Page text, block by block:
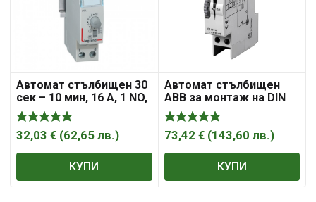
Автомат стълбищен 30
сек – 10 мин, 16 A, 1 NO,
230 V, 230 V, „Legrand“
32,03 € (62,65 лв.)
КУПИ
Автомат стълбищен
ABB за монтаж на DIN
шина 0.5 сек – 20 мин,
16 A, 230 V, E232E-230N
73,42 € (143,60 лв.)
КУПИ